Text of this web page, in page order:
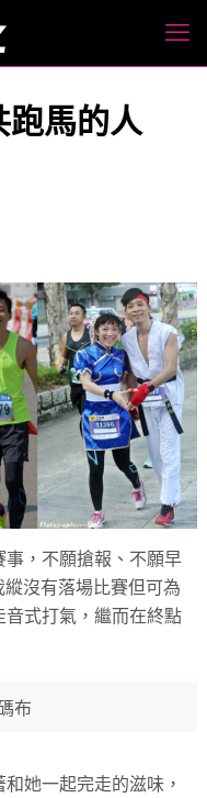
跑馬的人
，不願搶報、不願早
沒有落場比賽但可為
式打氣，繼而在終點
布
她一起完走的滋味，